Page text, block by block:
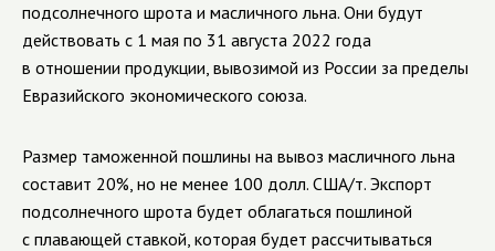
подсолнечного шрота и масличного льна. Они будут
действовать с 1 мая по 31 августа 2022 года
в отношении продукции, вывозимой из России за пределы
Евразийского экономического союза.
Размер таможенной пошлины на вывоз масличного льна
составит 20%, но не менее 100 долл. США/т. Экспорт
подсолнечного шрота будет облагаться пошлиной
с плавающей ставкой, которая будет рассчитываться